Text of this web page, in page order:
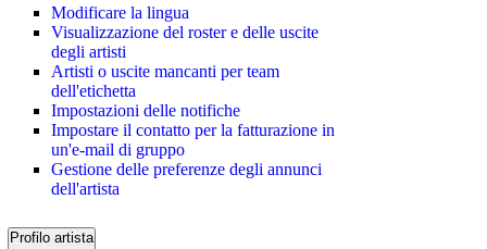
Modificare la lingua
Visualizzazione del roster e delle uscite
degli artisti
Artisti o uscite mancanti per team
dell'etichetta
Impostazioni delle notifiche
Impostare il contatto per la fatturazione in
un'e-mail di gruppo
Gestione delle preferenze degli annunci
dell'artista
Profilo artista